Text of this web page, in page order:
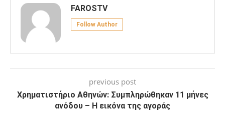
FAROSTV
Follow Author
previous post
Χρηματιστήριο Αθηνών: Συμπληρώθηκαν 11 μήνες
ανόδου – Η εικόνα της αγοράς